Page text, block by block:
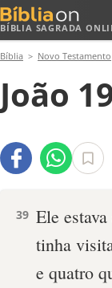
BÍBLIA SAGRADA
Bíblia Novo Testamento
João
39 Ele
tinha
e quatro